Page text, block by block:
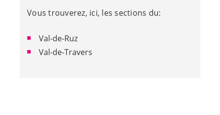
Vous trouverez, ici, les sections du:
Val-de-Ruz
Val-de-Travers